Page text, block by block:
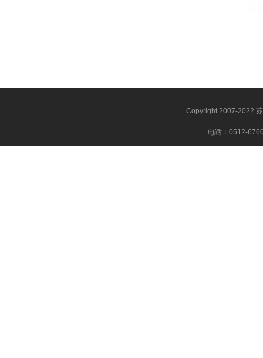
Copyright 2007-2022
电话：0512-